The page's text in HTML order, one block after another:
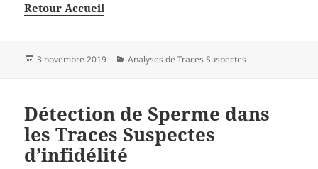
Retour Accueil
Publié
3 novembre 2019 Catégories
Analyses de Traces Suspectes
Détection de Sperme dans
les Traces Suspectes
d’infidélité